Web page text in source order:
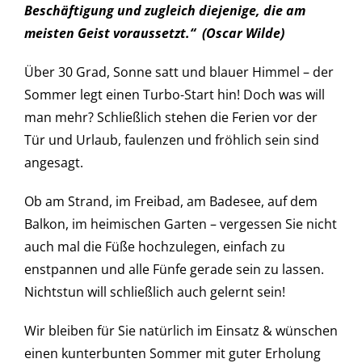
Beschäftigung und zugleich diejenige, die am
meisten Geist voraussetzt.“ (Oscar Wilde)
Über 30 Grad, Sonne satt und blauer Himmel – der
Sommer legt einen Turbo-Start hin! Doch was will
man mehr? Schließlich stehen die Ferien vor der
Tür und Urlaub, faulenzen und fröhlich sein sind
angesagt.
Ob am Strand, im Freibad, am Badesee, auf dem
Balkon, im heimischen Garten – vergessen Sie nicht
auch mal die Füße hochzulegen, einfach zu
enstpannen und alle Fünfe gerade sein zu lassen.
Nichtstun will schließlich auch gelernt sein!
Wir bleiben für Sie natürlich im Einsatz & wünschen
einen kunterbunten Sommer mit guter Erholung